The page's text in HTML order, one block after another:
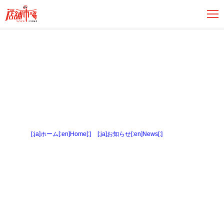
[:ja]ホーム[:en]Home[:] [:ja]お知らせ[:en]News[:]